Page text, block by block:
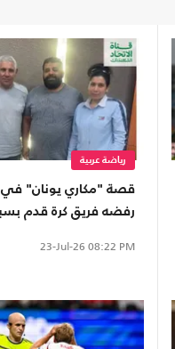
رياضة عربية
قصة "مكاري يونان"
رفضه فريق كرة قدم
23-Jul-26 08:22 PM